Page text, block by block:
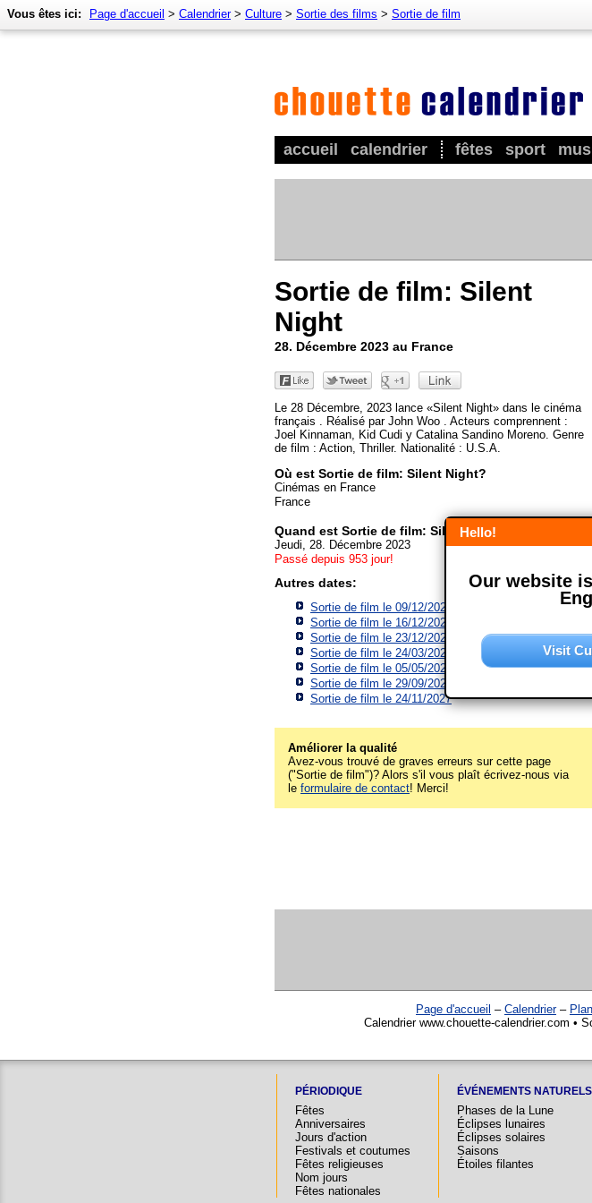
accueil calendrier fêtes sport
Vous êtes ici: Page d'accueil > Calendrier> Culture > Sortie des films > Sortie de film
Sortie de film: Silent
Night
28. Décembre 2023 au France
Le 28 Décembre, 2023 lance «Silent Night» dans le cinéma
français . Réalisé par John Woo . Acteurs comprennent :
Joel Kinnaman, Kid Cudi y Catalina Sandino Moreno. Genre
de film : Action, Thriller. Nationalité : U.S.A.
Où est Sortie de film: Silent Night?
Cinémas en France
France
Quand est Sortie de film: Silent Night?
Jeudi, 28. Décembre 2023
Passé depuis 953 jour!
Autres dates:
Sortie de film le 09/12/2026
Sortie de film le 16/12/2026
Sortie de film le 23/12/2026
Sortie de film le 24/03/2027
Sortie de film le 05/05/2027
Sortie de film le 29/09/2027
Sortie de film le 24/11/2027
Améliorer la qualité
Avez-vous trouvé de graves erreurs sur cette page
("Sortie de film")? Alors s'il vous plaît écrivez-nous via
le formulaire de contact! Merci!
Page d'accueil – Calendrier–
Calendrier www.chouette-calendrier.com •
PÉRIODIQUE
Fêtes
Anniversaires
Jours d'action
Festivals et coutumes
Fêtes religieuses
Nom jours
Fêtes nationales
ÉVÉNEMENTS NATURELS
Phases de la Lune
Éclipses lunaires
Éclipses solaires
Saisons
Étoiles filantes
Hello!
Our website
Visit